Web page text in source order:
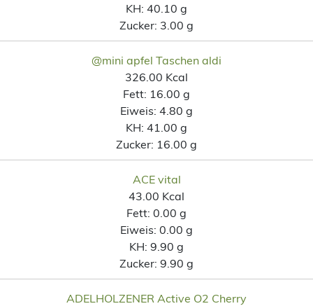
KH: 40.10 g
Zucker: 3.00 g
@mini apfel Taschen aldi
326.00 Kcal
Fett: 16.00 g
Eiweis: 4.80 g
KH: 41.00 g
Zucker: 16.00 g
ACE vital
43.00 Kcal
Fett: 0.00 g
Eiweis: 0.00 g
KH: 9.90 g
Zucker: 9.90 g
ADELHOLZENER Active O2 Cherry